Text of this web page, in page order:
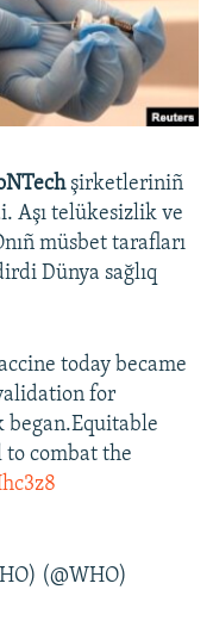
şirketleriniñ
Aşı telükesizlik ve
müsbet tarafları
Dünya sağlıq
today became
for
began.Equitable
to combat the
(@WHO)